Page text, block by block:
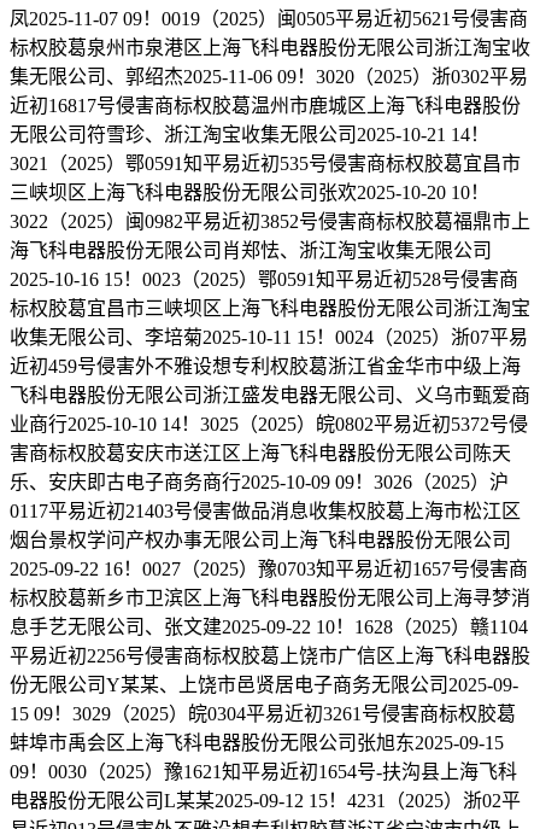
凤2025-11-07 09！0019（2025）闽0505平易近初5621号侵害商
标权胶葛泉州市泉港区上海飞科电器股份无限公司浙江淘宝收
集无限公司、郭绍杰2025-11-06 09！3020（2025）浙0302平易
近初16817号侵害商标权胶葛温州市鹿城区上海飞科电器股份
无限公司符雪珍、浙江淘宝收集无限公司2025-10-21 14！
3021（2025）鄂0591知平易近初535号侵害商标权胶葛宜昌市
三峡坝区上海飞科电器股份无限公司张欢2025-10-20 10！
3022（2025）闽0982平易近初3852号侵害商标权胶葛福鼎市上
海飞科电器股份无限公司肖郑怯、浙江淘宝收集无限公司
2025-10-16 15！0023（2025）鄂0591知平易近初528号侵害商
标权胶葛宜昌市三峡坝区上海飞科电器股份无限公司浙江淘宝
收集无限公司、李培菊2025-10-11 15！0024（2025）浙07平易
近初459号侵害外不雅设想专利权胶葛浙江省金华市中级上海
飞科电器股份无限公司浙江盛发电器无限公司、义乌市甄爱商
业商行2025-10-10 14！3025（2025）皖0802平易近初5372号侵
害商标权胶葛安庆市送江区上海飞科电器股份无限公司陈天
乐、安庆即古电子商务商行2025-10-09 09！3026（2025）沪
0117平易近初21403号侵害做品消息收集权胶葛上海市松江区
烟台景权学问产权办事无限公司上海飞科电器股份无限公司
2025-09-22 16！0027（2025）豫0703知平易近初1657号侵害商
标权胶葛新乡市卫滨区上海飞科电器股份无限公司上海寻梦消
息手艺无限公司、张文建2025-09-22 10！1628（2025）赣1104
平易近初2256号侵害商标权胶葛上饶市广信区上海飞科电器股
份无限公司Y某某、上饶市邑贤居电子商务无限公司2025-09-
15 09！3029（2025）皖0304平易近初3261号侵害商标权胶葛
蚌埠市禹会区上海飞科电器股份无限公司张旭东2025-09-15
09！0030（2025）豫1621知平易近初1654号-扶沟县上海飞科
电器股份无限公司L某某2025-09-12 15！4231（2025）浙02平